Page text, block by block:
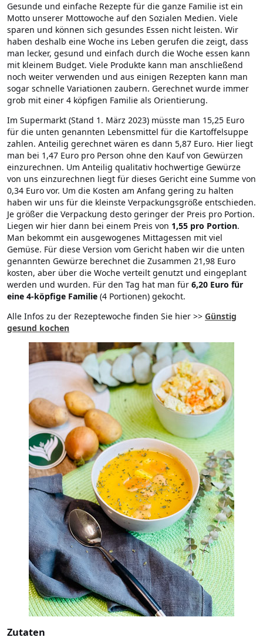
Gesunde und einfache Rezepte für die ganze Familie ist ein
Motto unserer Mottowoche auf den Sozialen Medien. Viele
sparen und können sich gesundes Essen nicht leisten. Wir
haben deshalb eine Woche ins Leben gerufen die zeigt, dass
man lecker, gesund und einfach durch die Woche essen kann
mit kleinem Budget. Viele Produkte kann man anschließend
noch weiter verwenden und aus einigen Rezepten kann man
sogar schnelle Variationen zaubern. Gerechnet wurde immer
grob mit einer 4 köpfigen Familie als Orientierung.
Im Supermarkt (Stand 1. März 2023) müsste man 15,25 Euro
für die unten genannten Lebensmittel für die Kartoffelsuppe
zahlen. Anteilig gerechnet wären es dann 5,87 Euro. Hier liegt
man bei 1,47 Euro pro Person ohne den Kauf von Gewürzen
einzurechnen. Um Anteilig qualitativ hochwertige Gewürze
von uns einzurechnen liegt für dieses Gericht eine Summe von
0,34 Euro vor. Um die Kosten am Anfang gering zu halten
haben wir uns für die kleinste Verpackungsgröße entschieden.
Je größer die Verpackung desto geringer der Preis pro Portion.
Liegen wir hier dann bei einem Preis von 1,55 pro Portion.
Man bekommt ein ausgewogenes Mittagessen mit viel
Gemüse. Für diese Version vom Gericht haben wir die unten
genannten Gewürze berechnet die Zusammen 21,98 Euro
kosten, aber über die Woche verteilt genutzt und eingeplant
werden und wurden. Für den Tag hat man für 6,20 Euro für
eine 4-köpfige Familie (4 Portionen) gekocht.
Alle Infos zu der Rezeptewoche finden Sie hier >> Günstig
gesund kochen
Zutaten